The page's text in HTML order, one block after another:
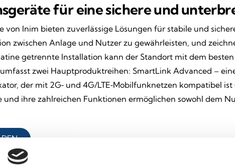
für eine sichere und
von Inim bieten zuverlässige Lösungen für stabile und
zwischen Anlage und Nutzer zu gewährleisten, und
getrennte Installation kann der Standort mit dem
zwei Hauptproduktreihen: SmartLink Advanced –
der mit 2G‑ und 4G/LTE‑Mobilfunknetzen kompatibel
und ihre zahlreichen Funktionen ermöglichen sowohl dem